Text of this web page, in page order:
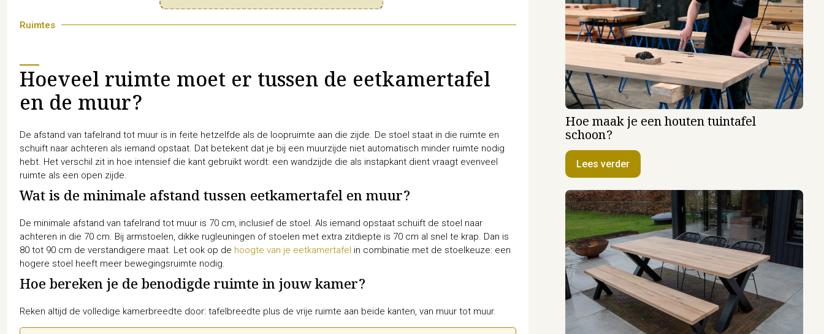
Ruimtes
Hoeveel ruimte moet er tussen de eetkamertafel
en de muur?
De afstand van tafelrand tot muur is in feite hetzelfde als de loopruimte aan die zijde. De stoel staat in die ruimte en
schuift naar achteren als iemand opstaat. Dat betekent dat je bij een muurzijde niet automatisch minder ruimte nodig
hebt. Het verschil zit in hoe intensief die kant gebruikt wordt: een wandzijde die als instapkant dient vraagt evenveel
ruimte als een open zijde.
Wat is de minimale afstand tussen eetkamertafel en muur?
De minimale afstand van tafelrand tot muur is 70 cm, inclusief de stoel. Als iemand opstaat schuift de stoel naar
achteren in die 70 cm. Bij armstoelen, dikke rugleuningen of stoelen met extra zitdiepte is 70 cm al snel te krap. Dan is
80 tot 90 cm de verstandigere maat. Let ook op de hoogte van je eetkamertafel in combinatie met de stoelkeuze: een
hogere stoel heeft meer bewegingsruimte nodig.
Hoe bereken je de benodigde ruimte in jouw kamer?
Reken altijd de volledige kamerbreedte door: tafelbreedte plus de vrije ruimte aan beide kanten, van muur tot muur.
Hoe maak je een houten tuintafel
schoon?
Lees verder